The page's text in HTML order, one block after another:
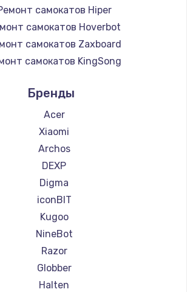
самокатов Hiper
самокатов Hoverbot
самокатов Zaxboard
самокатов KingSong
самокатов Hunter
самокатов Shorner
Ремонт самокатов Joyor
самокатов Minimotors
Ремонт самокатов Bork
самокатов Segway
Ремонт самокатов KIRIN
Бренды
Acer
Xiaomi
Archos
DEXP
Digma
iconBIT
Kugoo
NineBot
Razor
Globber
Halten